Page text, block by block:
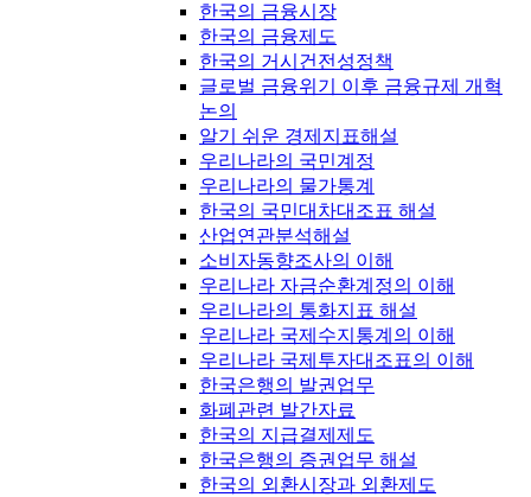
한국의 금융시장
한국의 금융제도
한국의 거시건전성정책
글로벌 금융위기 이후 금융규제 개혁
논의
알기 쉬운 경제지표해설
우리나라의 국민계정
우리나라의 물가통계
한국의 국민대차대조표 해설
산업연관분석해설
소비자동향조사의 이해
우리나라 자금순환계정의 이해
우리나라의 통화지표 해설
우리나라 국제수지통계의 이해
우리나라 국제투자대조표의 이해
한국은행의 발권업무
화폐관련 발간자료
한국의 지급결제제도
한국은행의 증권업무 해설
한국의 외환시장과 외환제도